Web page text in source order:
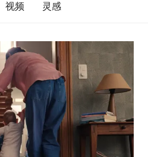
视频 灵感